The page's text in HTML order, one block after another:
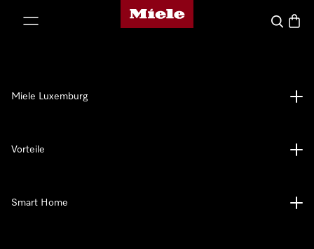
Miele-Homepage
Suche
Miele Luxemburg
Vorteile
Smart Home